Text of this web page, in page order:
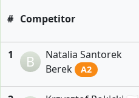
# Competitor
1 B
Natalia Santorek
Berek
A2